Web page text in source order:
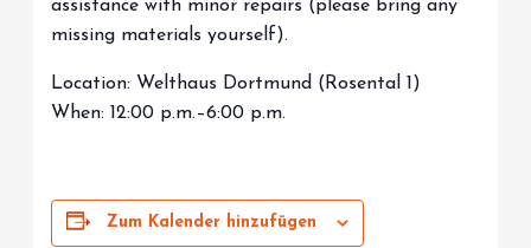
assistance with minor repairs (please bring any
missing materials yourself).
Location: Welthaus Dortmund (Rosental 1)
When: 12:00 p.m.–6:00 p.m.
Zum Kalender hinzufügen